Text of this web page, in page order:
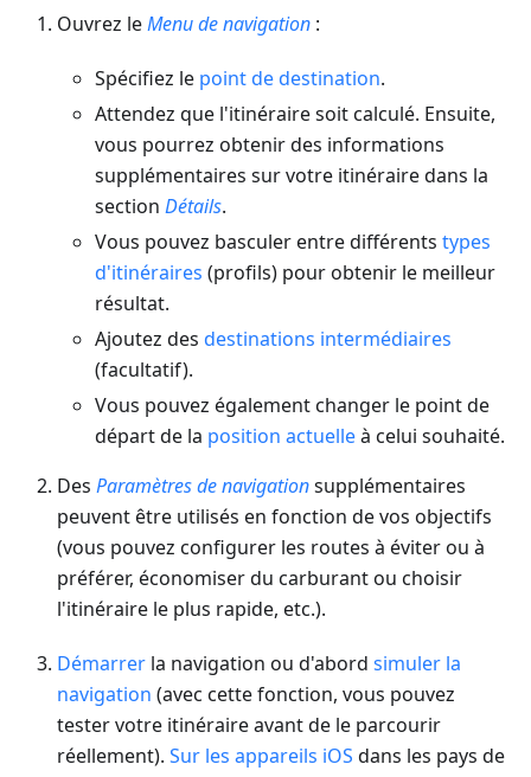
Ouvrez leMenu de navigation :
Spécifiez le point de destination.
Attendez que l'itinéraire soit calculé. Ensuite,
vous pourrez obtenir des informations
supplémentaires sur votre itinéraire dans la
section Détails.
Vous pouvez basculer entre différents types
d'itinéraires (profils) pour obtenir le meilleur
résultat.
Ajoutez des destinations intermédiaires
(facultatif).
Vous pouvez également changer le point de
départ de la position actuelleà celui souhaité.
Des Paramètres de navigationsupplémentaires
peuvent être utilisés en fonction de vos objectifs
(vous pouvez configurer les routes à éviter ou à
préférer, économiser du carburant ou choisir
l'itinéraire le plus rapide, etc.).
Démarrer la navigation ou d'abord simuler la
navigation (avec cette fonction, vous pouvez
tester votre itinéraire avant de le parcourir
réellement). Sur les appareils iOS dans les pays de